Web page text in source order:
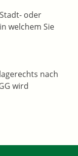
oder
welchem Sie
nach
wird